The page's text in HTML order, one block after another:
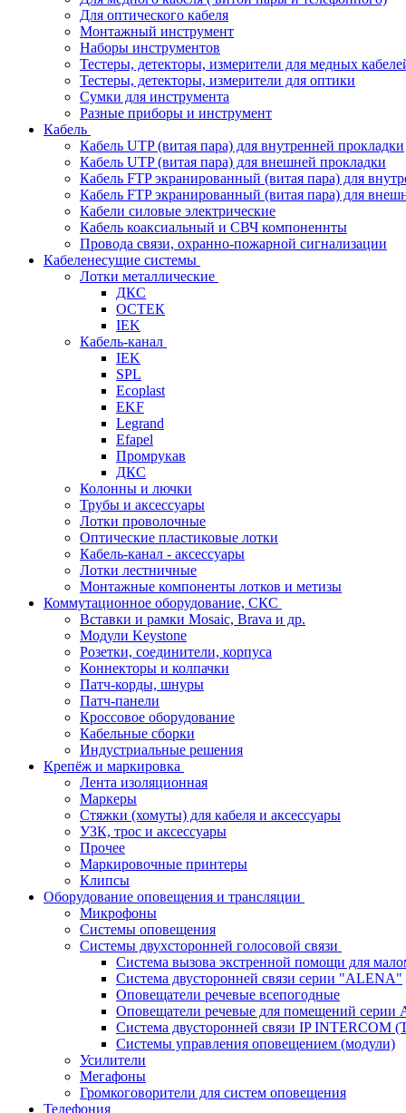
Для оптического кабеля
Монтажный инструмент
Наборы инструментов
Тестеры, детекторы, измерители для медных
Тестеры, детекторы, измерители для оптики
Сумки для инструмента
Разные приборы и инструмент
Кабель
Кабель UTP (витая пара) для внутренней прокладки
Кабель UTP (витая пара) для внешней прокладки
Кабель FTP экранированный (витая пара) для
Кабель FTP экранированный (витая пара) для
Кабели силовые электрические
Кабель коаксиальный и СВЧ компоненнты
Провода связи, охранно-пожарной сигнализации
Кабеленесущие системы
Лотки металлические
ДКС
ОСТЕК
IEK
Кабель-канал
IEK
SPL
Ecoplast
EKF
Legrand
Efapel
Промрукав
ДКС
Колонны и лючки
Трубы и аксессуары
Лотки проволочные
Оптические пластиковые лотки
Кабель-канал - аксессуары
Лотки лестничные
Монтажные компоненты лотков и метизы
Коммутационное оборудование, СКС
Вставки и рамки Mosaic, Brava и др.
Модули Keystone
Розетки, соединители, корпуса
Коннекторы и колпачки
Патч-корды, шнуры
Патч-панели
Кроссовое оборудование
Кабельные сборки
Индустриальные решения
Крепёж и маркировка
Лента изоляционная
Маркеры
Стяжки (хомуты) для кабеля и аксессуары
УЗК, трос и аксессуары
Прочее
Маркировочные принтеры
Клипсы
Оборудование оповещения и трансляции
Микрофоны
Системы оповещения
Системы двухсторонней голосовой связи
Система вызова экстренной помощи для
Система двусторонней связи серии "ALENA"
Оповещатели речевые всепогодные
Оповещатели речевые для помещений серии
Система двусторонней связи IP INTERCOM
Системы управления оповещением (модули)
Усилители
Мегафоны
Громкоговорители для систем оповещения
Телефония